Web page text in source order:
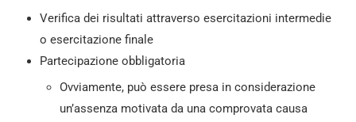
Verifica dei risultati attraverso esercitazioni intermedie
o esercitazione finale
Partecipazione obbligatoria
Ovviamente, può essere presa in considerazione
un’assenza motivata da una comprovata causa